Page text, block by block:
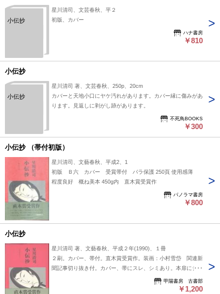
小伝抄
星川清司、文芸春秋、平２
初版、カバー
ハナ書房
￥810
小伝抄
小伝抄
星川清司 著、文芸春秋、250p、20cm
カバーと天地小口にヤケ汚れがあります。カバー縁に傷みがあ
ります。見返しに剥がし跡があります。
不死鳥BOOKS
￥300
小伝抄 （帯付初版）
星川清司、文藝春秋、平成2、1
初版 Ｂ六 カバー 受賞帯付 パラ保護 250頁 使用感薄
程度良好 概ね美本 450g内 直木賞受賞作
パノラマ書房
￥800
小伝抄
星川清司 著、文藝春秋、平成２年(1990)、１冊
２刷。カバー、帯付。直木賞受賞作。装画：小村雪岱 関連新
聞記事切り抜き付。カバー、帯にスレ、シミあり。本扉にシミ
甲陽書房 古書部
￥1,200